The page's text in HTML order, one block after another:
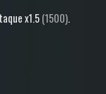
x1.5(1500).